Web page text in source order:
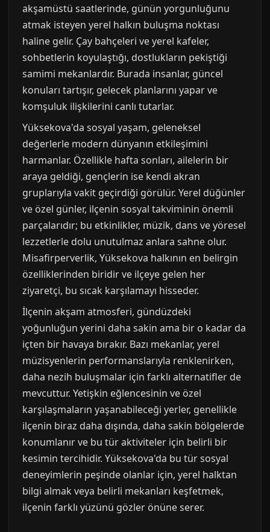
akşamüstü saatlerinde, günün yorgunluğunu
atmak isteyen yerel halkın buluşma noktası
haline gelir. Çay bahçeleri ve yerel kafeler,
sohbetlerin koyulaştığı, dostlukların pekiştiği
samimi mekanlardır. Burada insanlar, güncel
konuları tartışır, gelecek planlarını yapar ve
komşuluk ilişkilerini canlı tutarlar.
Yüksekova'da sosyal yaşam, geleneksel
değerlerle modern dünyanın etkileşimini
harmanlar. Özellikle hafta sonları, ailelerin bir
araya geldiği, gençlerin ise kendi akran
gruplarıyla vakit geçirdiği görülür. Yerel düğünler
ve özel günler, ilçenin sosyal takviminin önemli
parçalarıdır; bu etkinlikler, müzik, dans ve yöresel
lezzetlerle dolu unutulmaz anlara sahne olur.
Misafirperverlik, Yüksekova halkının en belirgin
özelliklerinden biridir ve ilçeye gelen her
ziyaretçi, bu sıcak karşılamayı hisseder.
İlçenin akşam atmosferi, gündüzdeki
yoğunluğun yerini daha sakin ama bir o kadar da
içten bir havaya bırakır. Bazı mekanlar, yerel
müzisyenlerin performanslarıyla renklenirken,
daha nezih buluşmalar için farklı alternatifler de
mevcuttur. Yetişkin eğlencesinin ve özel
karşılaşmaların yaşanabileceği yerler, genellikle
ilçenin biraz daha dışında, daha sakin bölgelerde
konumlanır ve bu tür aktiviteler için belirli bir
kesimin tercihidir. Yüksekova'da bu tür sosyal
deneyimlerin peşinde olanlar için, yerel halktan
bilgi almak veya belirli mekanları keşfetmek,
ilçenin farklı yüzünü gözler önüne serer.